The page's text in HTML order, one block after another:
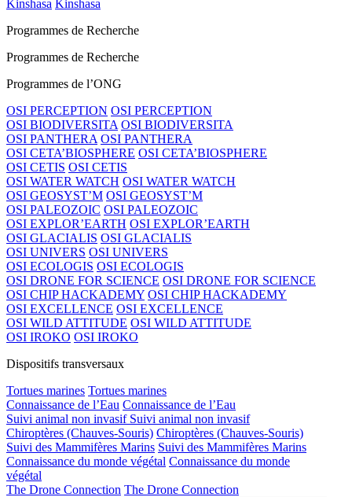
Kinshasa Kinshasa
Programmes de Recherche
Programmes de Recherche
Programmes de l’ONG
OSI PERCEPTION OSI PERCEPTION
OSI BIODIVERSITA OSI BIODIVERSITA
OSI PANTHERA OSI PANTHERA
OSI CETA’BIOSPHERE OSI CETA’BIOSPHERE
OSI CETIS OSI CETIS
OSI WATER WATCH OSI WATER WATCH
OSI GEOSYST’M OSI GEOSYST’M
OSI PALEOZOIC OSI PALEOZOIC
OSI EXPLOR’EARTH OSI EXPLOR’EARTH
OSI GLACIALIS OSI GLACIALIS
OSI UNIVERS OSI UNIVERS
OSI ECOLOGIS OSI ECOLOGIS
OSI DRONE FOR SCIENCE OSI DRONE FOR SCIENCE
OSI CHIP HACKADEMY OSI CHIP HACKADEMY
OSI EXCELLENCE OSI EXCELLENCE
OSI WILD ATTITUDE OSI WILD ATTITUDE
OSI IROKO OSI IROKO
Dispositifs transversaux
Tortues marines Tortues marines
Connaissance de l’Eau Connaissance de l’Eau
Suivi animal non invasif Suivi animal non invasif
Chiroptères (Chauves-Souris) Chiroptères (Chauves-Souris)
Suivi des Mammifères Marins Suivi des Mammifères Marins
Connaissance du monde végétal Connaissance du monde
végétal
The Drone Connection The Drone Connection